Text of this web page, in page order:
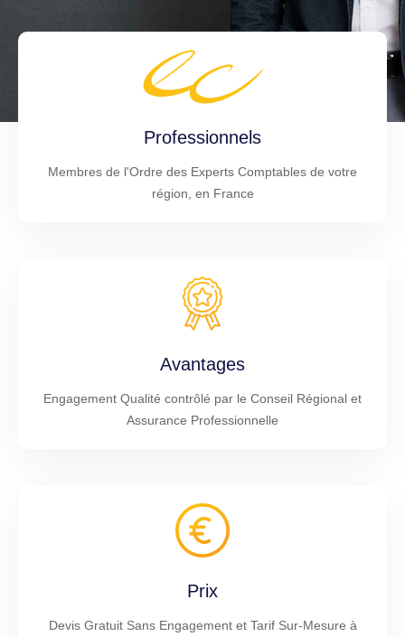
Professionnels
Membres de l'Ordre des Experts Comptables de votre
région, en France
Avantages
Engagement Qualité contrôlé par le Conseil Régional et
Assurance Professionnelle
Prix
Devis Gratuit Sans Engagement et Tarif Sur-Mesure à